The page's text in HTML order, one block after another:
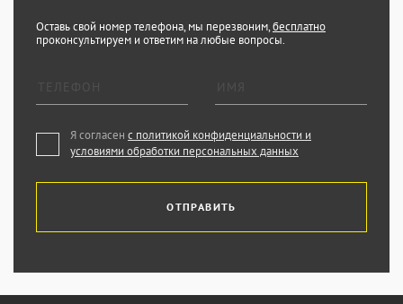
Оставь свой номер телефона, мы перезвоним,бесплатно
проконсультируем и ответим на любые вопросы.
Я согласен с политикой конфиденциальности и
условиями обработки персональных данных
ОТПРАВИТЬ